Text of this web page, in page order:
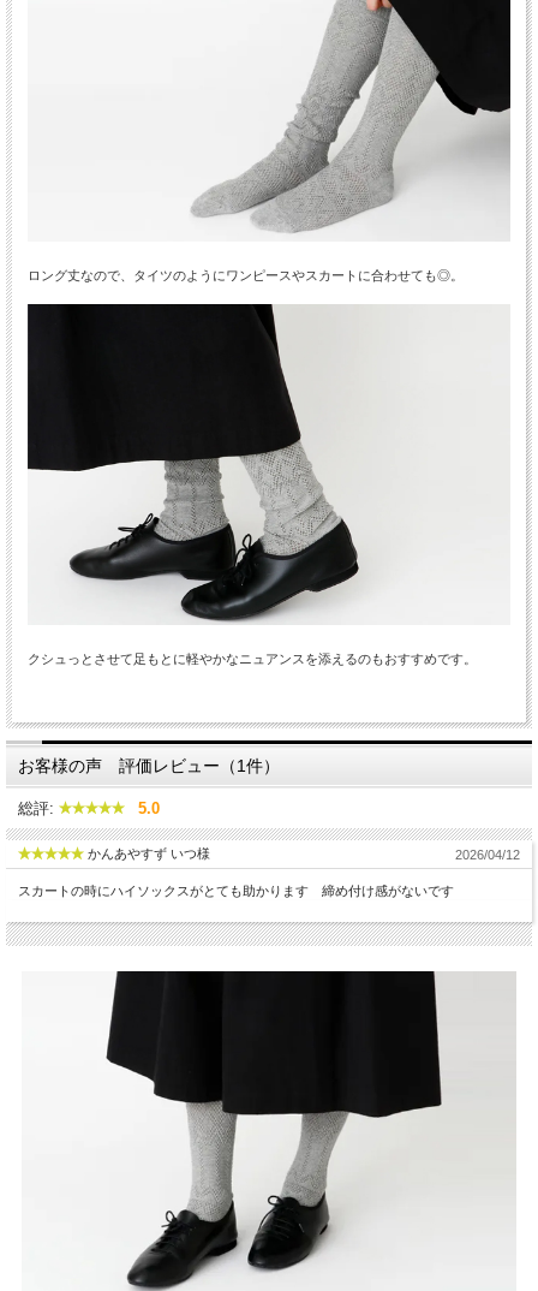
ロング丈なので、タイツのようにワンピースやスカートに合わせても◎。
クシュっとさせて足もとに軽やかなニュアンスを添えるのもおすすめです。
お客様の声 評価レビュー（1件）
総評: 5.0
かんあやすず いつ様 2026/04/12
スカートの時にハイソックスがとても助かります 締め付け感がないです